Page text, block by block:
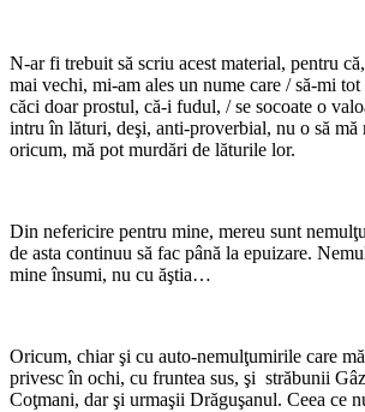
N-ar fi trebuit să scriu acest material, pentru
mai vechi, mi-am ales un nume care / să-mi
căci doar prostul, că-i fudul, / se socoate o
intru în lături, deşi, anti-proverbial, nu o să mă
oricum, mă pot murdări de lăturile lor.
Din nefericire pentru mine, mereu sunt
de asta continuu să fac până la epuizare.
mine însumi, nu cu ăştia…
Oricum, chiar şi cu auto-nemulţumirile care
privesc în ochi, cu fruntea sus, şi străbunii
Coţmani, dar şi urmaşii Drăguşanul. Ceea ce